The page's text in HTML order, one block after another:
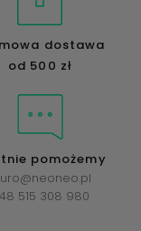
dostawa
od 500 zł
pomożemy
515 308 980